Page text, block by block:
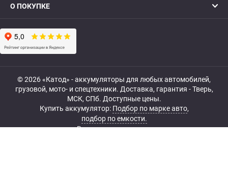
О ПОКУПКЕ
© 2026 «Катод» - аккумуляторы для любых автомобилей,
грузовой, мото- и спецтехники. Доставка, гарантия - Тверь,
МСК, СПб. Доступные цены.
Купить аккумулятор: Подбор по марке авто,
подбор по емкости.
Все права защищены.